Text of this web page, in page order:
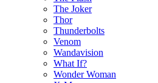
The Joker
Thor
Thunderbolts
Venom
Wandavision
What If?
Wonder Woman